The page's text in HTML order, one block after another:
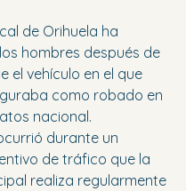
de Orihuela ha
hombres después de
el vehículo en el que
como robado en
nacional.
durante un
de tráfico que la
realiza regularmente